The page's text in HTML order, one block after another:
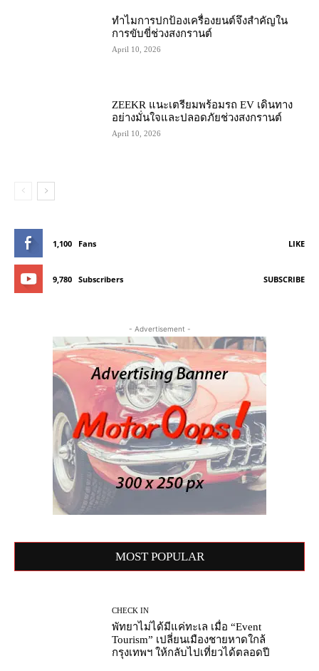
ทำไมการปกป้องเครื่องยนต์จึงสำคัญใน
การขับขี่ช่วงสงกรานต์
April 10, 2026
ZEEKR แนะเตรียมพร้อมรถ EV เดินทาง
อย่างมั่นใจและปลอดภัยช่วงสงกรานต์
April 10, 2026
1,100 Fans LIKE
9,780 Subscribers SUBSCRIBE
- Advertisement -
MOST POPULAR
CHECK IN
พัทยาไม่ได้มีแค่ทะเล เมื่อ “Event
Tourism” เปลี่ยนเมืองชายหาดใกล้
กรุงเทพฯ ให้กลับไปเที่ยวได้ตลอดปี